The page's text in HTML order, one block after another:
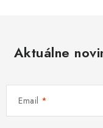
Aktuálne
Email